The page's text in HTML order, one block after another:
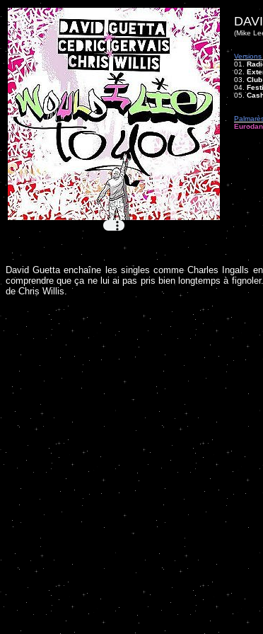
(Mike
01.
02.
03.
04.
05.
David Guetta enchaîne les singles comme Charles Ingalls
comprendre que ça ne lui ai pas pris bien longtemps à
de Chris Willis.